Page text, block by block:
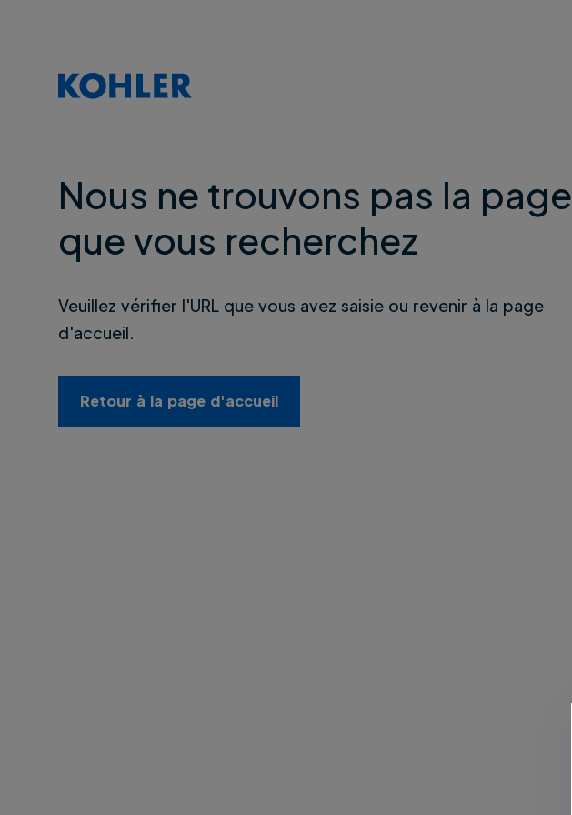
Nous ne trouvons pas la page
que vous recherchez
Veuillez vérifier l'URL que vous avez saisie ou revenir à la page
d'accueil.
Retour à la page d'accueil